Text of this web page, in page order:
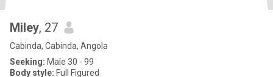
Miley, 27
Cabinda, Cabinda, Angola
Seeking: Male 30 - 99
Body style: Full Figured